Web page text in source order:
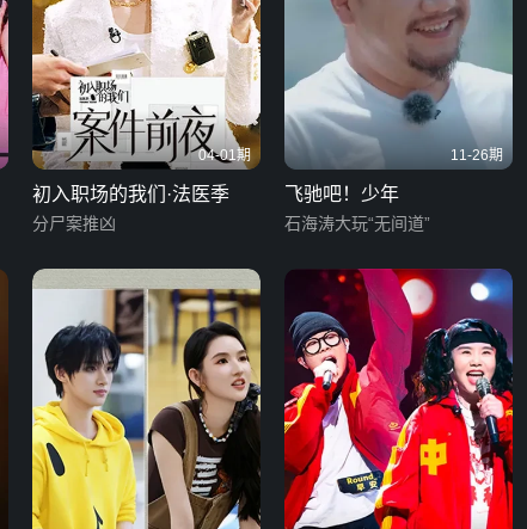
04-01期
初入职场的我们·法医季
分尸案推凶
11-26期
飞驰吧！少年
石海涛大玩“无间道”